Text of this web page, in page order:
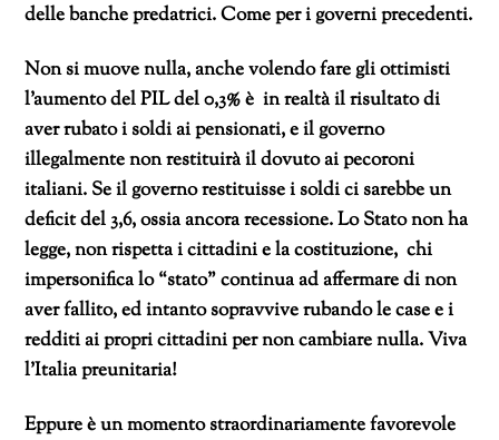
delle banche predatrici. Come per i governi precedenti.
Non si muove nulla, anche volendo fare gli ottimisti
l’aumento del PIL del 0,3% è in realtà il risultato di
aver rubato i soldi ai pensionati, e il governo
illegalmente non restituirà il dovuto ai pecoroni
italiani. Se il governo restituisse i soldi ci sarebbe un
deficit del 3,6, ossia ancora recessione. Lo Stato non ha
legge, non rispetta i cittadini e la costituzione, chi
impersonifica lo “stato” continua ad affermare di non
aver fallito, ed intanto sopravvive rubando le case e i
redditi ai propri cittadini per non cambiare nulla. Viva
l’Italia preunitaria!
Eppure è un momento straordinariamente favorevole